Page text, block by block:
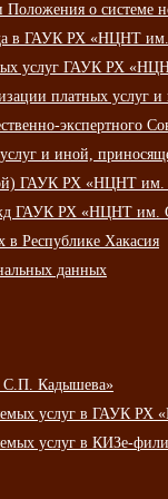
о системе
в ГАУК РХ «НЦНТ
услуг ГАУК РХ
платных услуг и
и иной,
ГАУК РХ «НЦНТ
ГАУК РХ «НЦНТ
в Республике Хакасия
данных
С.П. Кадышева»
услуг в ГАУК
услуг в